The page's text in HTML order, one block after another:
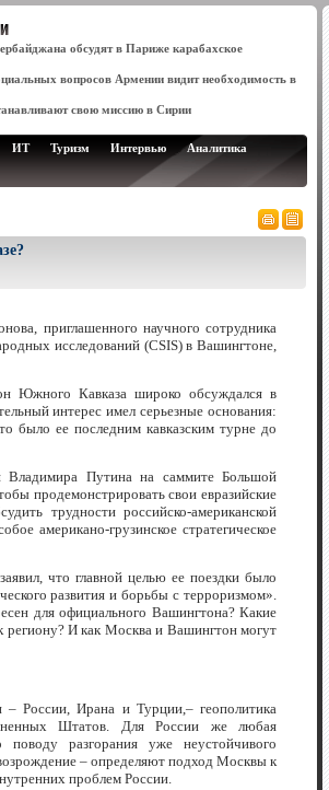
обсудят в Париже карабахское
вопросов Армении видит необходимость в
свою миссию в Сирии
ИТ Туризм Интервью
Аналитика
приглашенного научного сотрудника
исследований (CSIS) в Вашингтоне,
Южного Кавказа широко обсуждался в
интерес имел серьезные основания:
было ее последним кавказским турне до
Владимира Путина на саммите Большой
продемонстрировать свои евразийские
трудности российско-американской
американо-грузинское стратегическое
что главной целью ее поездки было
развития и борьбы с терроризмом».
для официального Вашингтона? Какие
И как Москва и Вашингтон могут
– России, Ирана и Турции,– геополитика
Штатов. Для России же любая
разгорания уже неустойчивого
– определяют подход Москвы к
проблем России.